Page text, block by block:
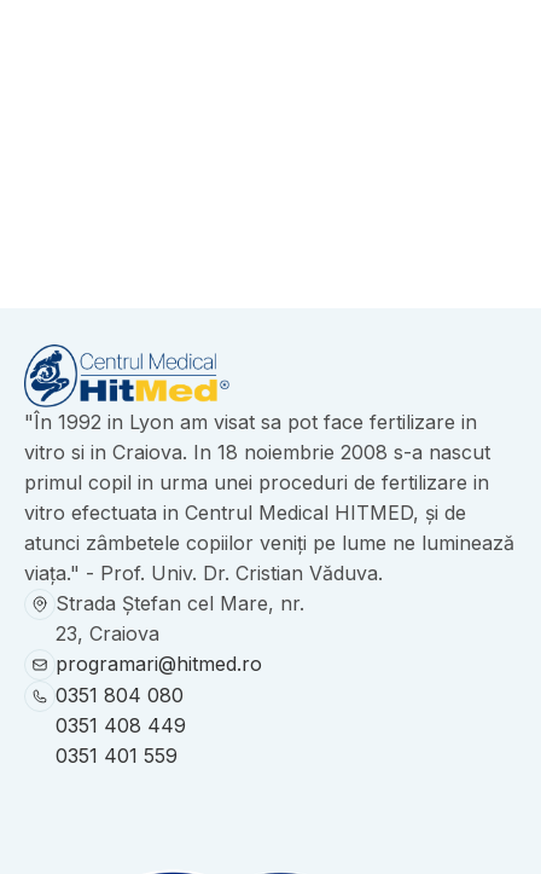
"În 1992 in Lyon am visat sa pot face fertilizare in
vitro si in Craiova. In 18 noiembrie 2008 s-a nascut
primul copil in urma unei proceduri de fertilizare in
vitro efectuata in Centrul Medical HITMED, și de
atunci zâmbetele copiilor veniți pe lume ne luminează
viața." - Prof. Univ. Dr. Cristian Văduva.
Strada Ștefan cel Mare, nr.
23, Craiova
programari@hitmed.ro
0351 804 080
0351 408 449
0351 401 559